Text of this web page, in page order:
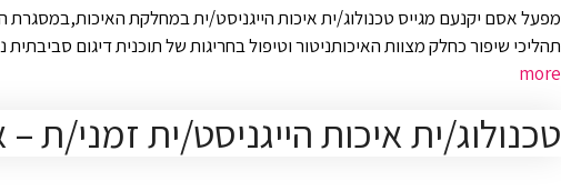
מפעל אסם יקנעם מגייס טכנולוג/ית איכות הייגניסט/ית במחלקת
תהליכי שיפור כחלק מצוות האיכותניטור וטיפול בחריגות של תוכנית דיגום
more
טכנולוג/ית איכות הייגניסט/ית זמני/ת